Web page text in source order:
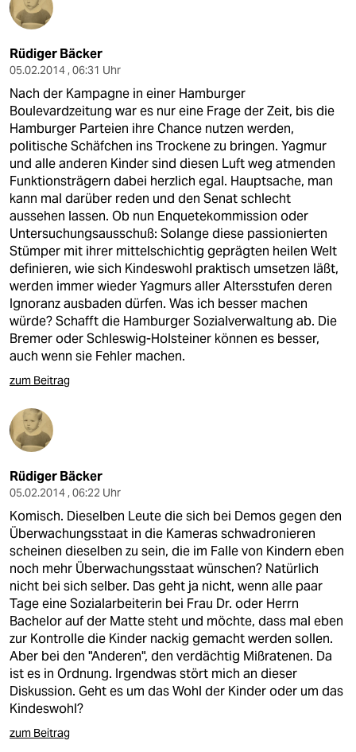
Rüdiger Bäcker
05.02.2014 , 06:31 Uhr
Nach der Kampagne in einer Hamburger
Boulevardzeitung war es nur eine Frage der Zeit, bis die
Hamburger Parteien ihre Chance nutzen werden,
politische Schäfchen ins Trockene zu bringen. Yagmur
und alle anderen Kinder sind diesen Luft weg atmenden
Funktionsträgern dabei herzlich egal. Hauptsache, man
kann mal darüber reden und den Senat schlecht
aussehen lassen. Ob nun Enquetekommission oder
Untersuchungsausschuß: Solange diese passionierten
Stümper mit ihrer mittelschichtig geprägten heilen Welt
definieren, wie sich Kindeswohl praktisch umsetzen läßt,
werden immer wieder Yagmurs aller Altersstufen deren
Ignoranz ausbaden dürfen. Was ich besser machen
würde? Schafft die Hamburger Sozialverwaltung ab. Die
Bremer oder Schleswig-Holsteiner können es besser,
auch wenn sie Fehler machen.
zum Beitrag
Rüdiger Bäcker
05.02.2014 , 06:22 Uhr
Komisch. Dieselben Leute die sich bei Demos gegen den
Überwachungsstaat in die Kameras schwadronieren
scheinen dieselben zu sein, die im Falle von Kindern eben
noch mehr Überwachungsstaat wünschen? Natürlich
nicht bei sich selber. Das geht ja nicht, wenn alle paar
Tage eine Sozialarbeiterin bei Frau Dr. oder Herrn
Bachelor auf der Matte steht und möchte, dass mal eben
zur Kontrolle die Kinder nackig gemacht werden sollen.
Aber bei den "Anderen", den verdächtig Mißratenen. Da
ist es in Ordnung. Irgendwas stört mich an dieser
Diskussion. Geht es um das Wohl der Kinder oder um das
Kindeswohl?
zum Beitrag